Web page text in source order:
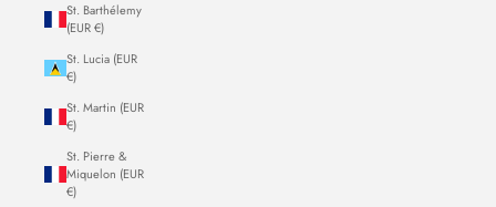
St. Barthélemy
(EUR €)
St. Lucia (EUR
€)
St. Martin (EUR
€)
St. Pierre &
Miquelon (EUR
€)